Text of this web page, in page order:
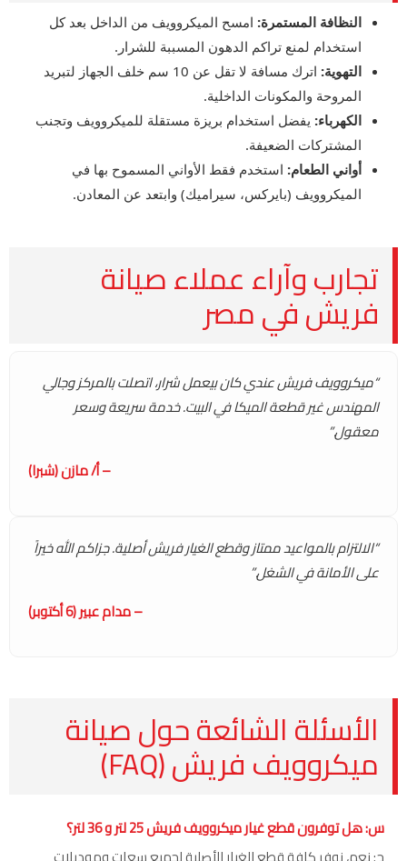
النظافة المستمرة: امسح الميكروويف من الداخل بعد كل
استخدام لمنع تراكم الدهون المسببة للشرار.
التهوية:
اترك مسافة لا تقل عن 10 سم خلف الجهاز لتبريد
المروحة والمكونات الداخلية.
الكهرباء: يفضل استخدام بريزة مستقلة للميكروويف وتجنب
المشتركات الضعيفة.
أواني الطعام: استخدم فقط الأواني المسموح بها في
الميكروويف (بايركس، سيراميك) وابتعد عن المعادن.
تجارب وآراء عملاء صيانة
فريش في مصر
“ميكروويف فريش عندي كان بيعمل شرار، اتصلت بالمركز وجالي
المهندس غير قطعة الميكا في البيت. خدمة سريعة وسعر
معقول.”
– أ/ مازن (شبرا)
“الالتزام بالمواعيد ممتاز وقطع الغيار فريش أصلية. جزاكم الله خيراً
على الأمانة في الشغل.”
– مدام عبير (6 أكتوبر)
الأسئلة الشائعة حول صيانة
ميكروويف فريش (FAQ)
س: هل توفرون قطع غيار ميكروويف فريش 25 لتر و 36 لتر؟